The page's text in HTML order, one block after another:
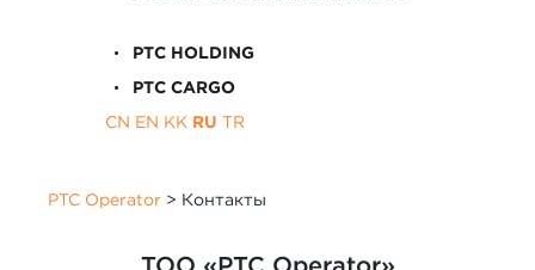
PTC HOLDING
PTC CARGO
CN EN KK RU TR
PTC Operator > Контакты